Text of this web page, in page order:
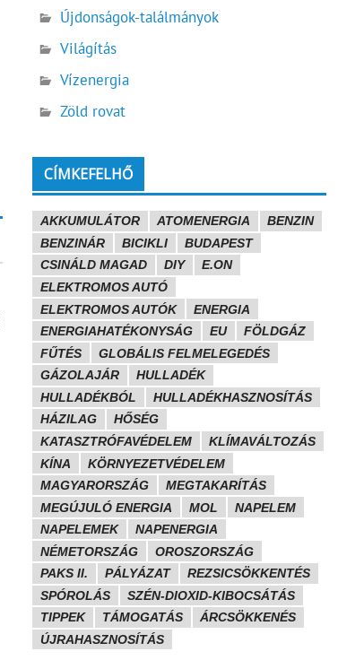
Újdonságok-találmányok
Világítás
Vízenergia
Zöld rovat
CÍMKEFELHŐ
AKKUMULÁTOR ATOMENERGIA
BENZIN
BENZINÁR
BICIKLI
BUDAPEST
CSINÁLD MAGAD
DIY
E.ON
ELEKTROMOS AUTÓ
ELEKTROMOS AUTÓK
ENERGIA
ENERGIAHATÉKONYSÁG
EU
FÖLDGÁZ
FŰTÉS
GLOBÁLIS FELMELEGEDÉS
GÁZOLAJÁR
HULLADÉK
HULLADÉKBÓL
HULLADÉKHASZNOSÍTÁS
HÁZILAG
HŐSÉG
KATASZTRÓFAVÉDELEM
KLÍMAVÁLTOZÁS
KÍNA
KÖRNYEZETVÉDELEM
MAGYARORSZÁG
MEGTAKARÍTÁS
MEGÚJULÓ ENERGIA
MOL
NAPELEM
NAPELEMEK
NAPENERGIA
NÉMETORSZÁG
OROSZORSZÁG
PAKS II.
PÁLYÁZAT
REZSICSÖKKENTÉS
SPÓROLÁS
SZÉN-DIOXID-KIBOCSÁTÁS
TIPPEK
TÁMOGATÁS
ÁRCSÖKKENÉS
ÚJRAHASZNOSÍTÁS